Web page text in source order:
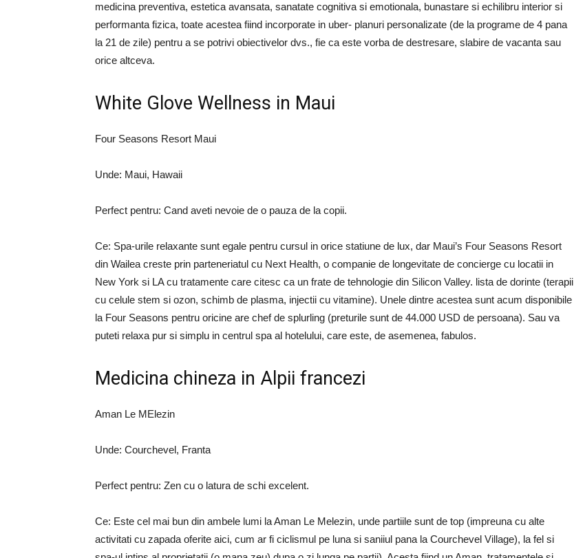
medicina preventiva, estetica avansata, sanatate cognitiva si emotionala, bunastare si echilibru interior si
performanta fizica, toate acestea fiind incorporate in uber- planuri personalizate (de la programe de 4 pana
la 21 de zile) pentru a se potrivi obiectivelor dvs., fie ca este vorba de destresare, slabire de vacanta sau
orice altceva.
White Glove Wellness in Maui
Four Seasons Resort Maui
Unde: Maui, Hawaii
Perfect pentru: Cand aveti nevoie de o pauza de la copii.
Ce: Spa-urile relaxante sunt egale pentru cursul in orice statiune de lux, dar Maui’s Four Seasons Resort
din Wailea creste prin parteneriatul cu Next Health, o companie de longevitate de concierge cu locatii in
New York si LA cu tratamente care citesc ca un frate de tehnologie din Silicon Valley. lista de dorinte (terapii
cu celule stem si ozon, schimb de plasma, injectii cu vitamine). Unele dintre acestea sunt acum disponibile
la Four Seasons pentru oricine are chef de splurling (preturile sunt de 44.000 USD de persoana). Sau va
puteti relaxa pur si simplu in centrul spa al hotelului, care este, de asemenea, fabulos.
Medicina chineza in Alpii francezi
Aman Le MElezin
Unde: Courchevel, Franta
Perfect pentru: Zen cu o latura de schi excelent.
Ce: Este cel mai bun din ambele lumi la Aman Le Melezin, unde partiile sunt de top (impreuna cu alte
activitati cu zapada oferite aici, cum ar fi ciclismul pe luna si saniiul pana la Courchevel Village), la fel si